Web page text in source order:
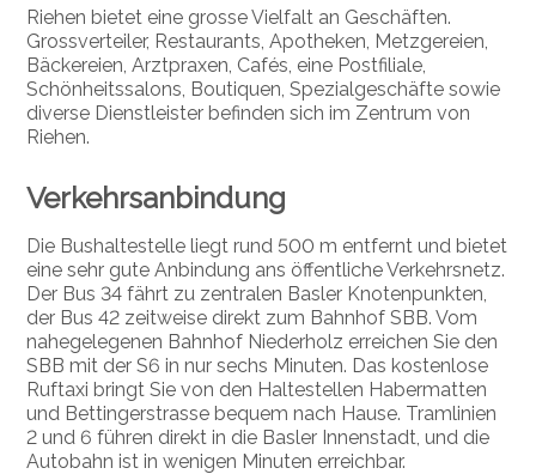
Riehen bietet eine grosse Vielfalt an Geschäften.
Grossverteiler, Restaurants, Apotheken, Metzgereien,
Bäckereien, Arztpraxen, Cafés, eine Postfiliale,
Schönheitssalons, Boutiquen, Spezialgeschäfte sowie
diverse Dienstleister befinden sich im Zentrum von
Riehen.
Verkehrsanbindung
Die Bushaltestelle liegt rund 500 m entfernt und bietet
eine sehr gute Anbindung ans öffentliche Verkehrsnetz.
Der Bus 34 fährt zu zentralen Basler Knotenpunkten,
der Bus 42 zeitweise direkt zum Bahnhof SBB. Vom
nahegelegenen Bahnhof Niederholz erreichen Sie den
SBB mit der S6 in nur sechs Minuten. Das kostenlose
Ruftaxi bringt Sie von den Haltestellen Habermatten
und Bettingerstrasse bequem nach Hause. Tramlinien
2 und 6 führen direkt in die Basler Innenstadt, und die
Autobahn ist in wenigen Minuten erreichbar.